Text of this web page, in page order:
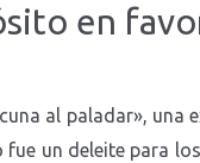
en
al paladar», una
un deleite para